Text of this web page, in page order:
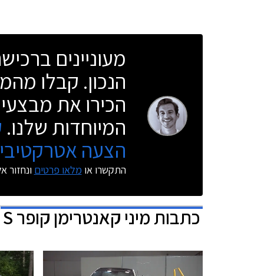
מעוניינים
הנכון. קבלו
הכירו את
המיוחדות שלנו.
הצעה
התקשרו או מלאו פרטים ונחזור
כתבותמיני קאנטרימן קופר S